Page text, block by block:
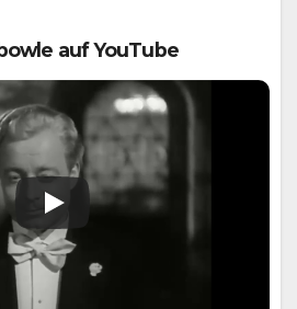
auf YouTube